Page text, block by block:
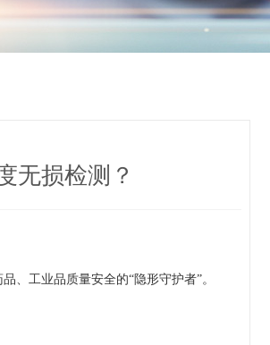
无损检测？
、工业品质量安全的“隐形守护者”。